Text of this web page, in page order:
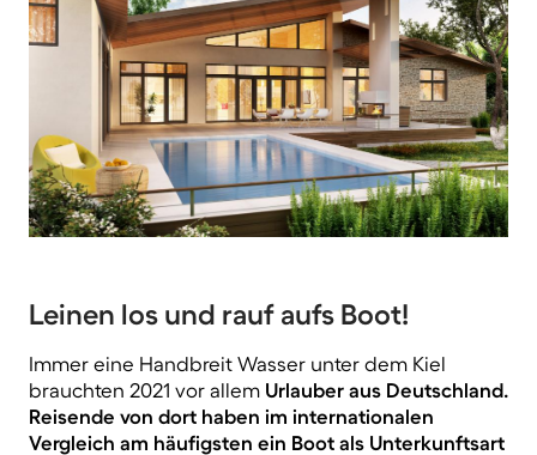
Leinen los und rauf aufs Boot!
Immer eine Handbreit Wasser unter dem Kiel
brauchten 2021 vor allem Urlauber aus Deutschland.
Reisende von dort haben im internationalen
Vergleich am häufigsten ein Boot als Unterkunftsart